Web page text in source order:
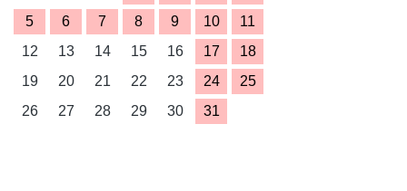
5
6 7 8 9 10
11
12
13 14 15 16 17
18
19
20 21 22 23 24
25
26
27 28 29 30 31